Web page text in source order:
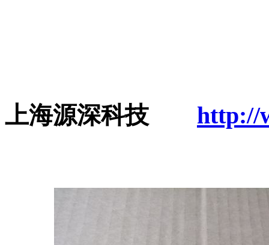
上海源深科技 http://